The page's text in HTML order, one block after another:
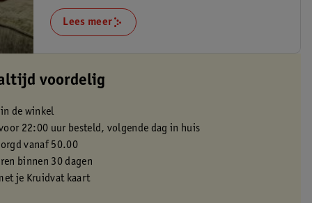
Lees meer
voordelig
de winkel
22:00 uur besteld, volgende dag in huis
vanaf 50.00
binnen 30 dagen
je Kruidvat kaart